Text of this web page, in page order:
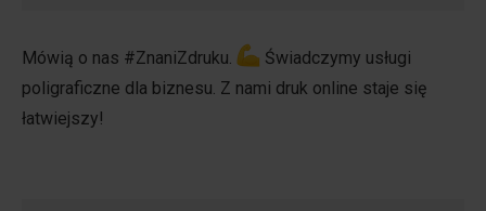
Mówią o nas #ZnaniZdruku.
Świadczymy usługi
poligraficzne dla biznesu. Z nami druk online staje się
łatwiejszy!